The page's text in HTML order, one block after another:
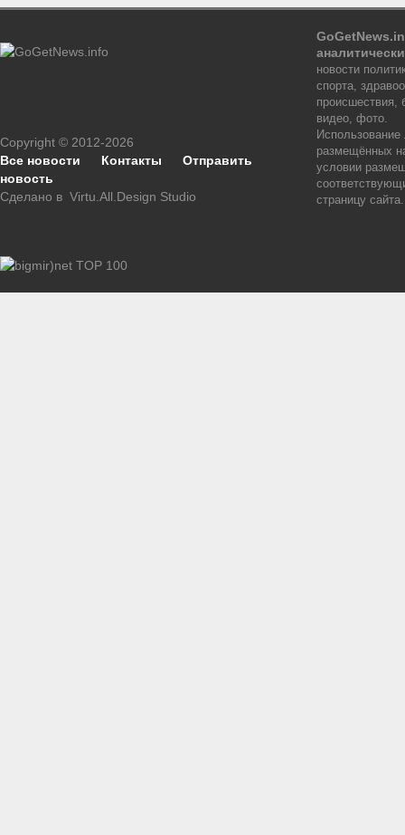
Copyright © 2012-2026
Все новости
Контакты
Отправить
новость
Сделано в Virtu.All.Design Studio
новости
спорта,
происшествия,
видео, фото.
размещённых
условии
страницу сайта.